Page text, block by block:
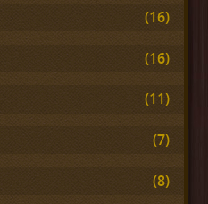
(16)
(16)
(11)
(7)
(8)